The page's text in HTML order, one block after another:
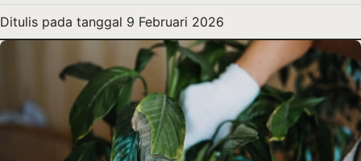
Ditulis pada tanggal 9 Februari 2026